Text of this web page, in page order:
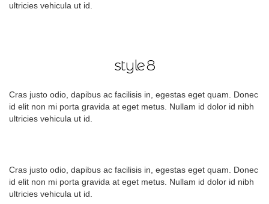
ultricies vehicula ut id.
style 8
Cras justo odio, dapibus ac facilisis in, egestas eget quam. Donec
id elit non mi porta gravida at eget metus. Nullam id dolor id nibh
ultricies vehicula ut id.
Cras justo odio, dapibus ac facilisis in, egestas eget quam. Donec
id elit non mi porta gravida at eget metus. Nullam id dolor id nibh
ultricies vehicula ut id.